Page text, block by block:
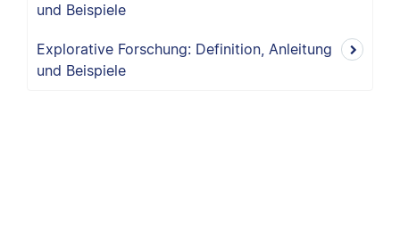
und Beispiele
Explorative Forschung: Definition, Anleitung
und Beispiele